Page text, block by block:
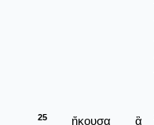
25
ἤκουσα ἃ